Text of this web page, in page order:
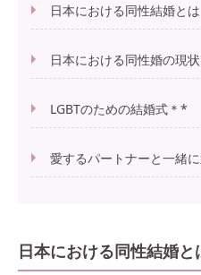
日本における同性結婚とは
日本における同性婚の現
LGBTのための結婚式＊*
愛するパートナーと一緒
日本における同性結婚と